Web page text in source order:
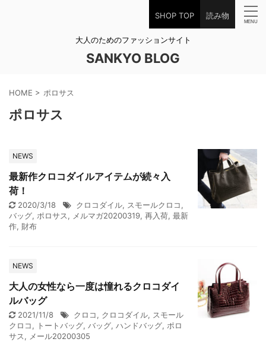
SHOP TOP 読み物
大人のためのファッションサイト
SANKYO BLOG
HOME > ポロサス
ポロサス
NEWS
最新作クロコダイルアイテムが続々入
荷！
2020/3/18 クロコダイル, スモールクロコ,
バッグ, ポロサス, メルマガ20200319, 再入荷, 最新
作, 財布
NEWS
大人の女性なら一度は憧れるクロコダイ
ルバッグ
2021/11/8 クロコ, クロコダイル, スモール
クロコ, トートバッグ, バッグ, ハンドバッグ, ポロ
サス, メール20200305